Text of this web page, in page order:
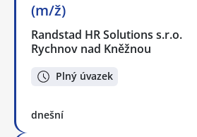
(m/ž)
Randstad HR Solutions s.r.o.
Rychnov nad Kněžnou
Plný úvazek
dnešní